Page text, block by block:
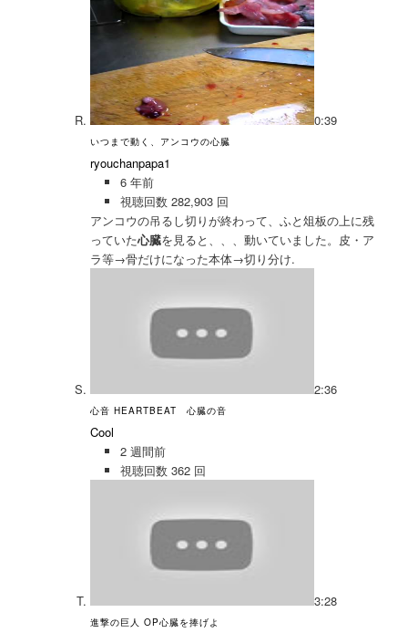
0:39
いつまで動く、アンコウの心臓
ryouchanpapa1
6 年前
視聴回数 282,903 回
アンコウの吊るし切りが終わって、ふと俎板の上に残
っていた心臓を見ると、、、動いていました。皮・ア
ラ等→骨だけになった本体→切り分け.
2:36
心音 HEARTBEAT 心臓の音
Cool
2 週間前
視聴回数 362 回
3:28
進撃の巨人 OP心臓を捧げよ